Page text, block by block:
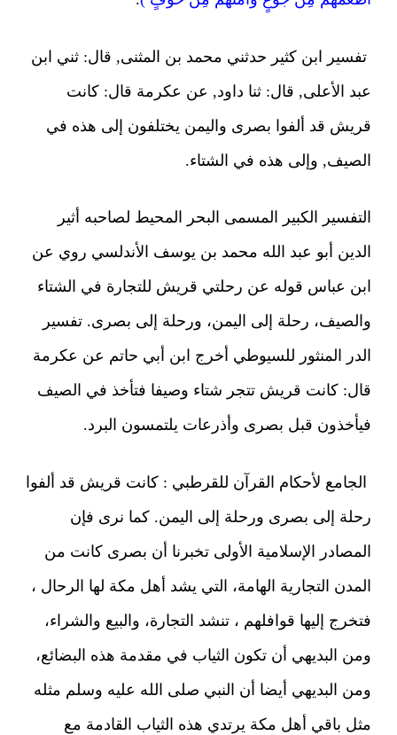
تفسير ابن كثير حدثني محمد بن المثنى, قال: ثني ابن
عبد الأعلى, قال: ثنا داود, عن عكرمة قال: كانت
قريش قد ألفوا بصرى واليمن يختلفون إلى هذه في
الصيف, وإلى هذه في الشتاء.
التفسير الكبير المسمى البحر المحيط لصاحبه أثير
الدين أبو عبد الله محمد بن يوسف الأندلسي روي عن
ابن عباس قوله عن رحلتي قريش للتجارة في الشتاء
والصيف، رحلة إلى اليمن، ورحلة إلى بصرى. تفسير
الدر المنثور للسيوطي أخرج ابن أبي حاتم عن عكرمة
قال: كانت قريش تتجر شتاء وصيفا فتأخذ في الصيف
فيأخذون قبل بصرى وأذرعات يلتمسون البرد.
الجامع لأحكام القرآن للقرطبي : كانت قريش قد ألفوا
رحلة إلى بصرى ورحلة إلى اليمن. كما نرى فإن
المصادر الإسلامية الأولى تخبرنا أن بصرى كانت من
المدن التجارية الهامة، التي يشد أهل مكة لها الرحال ،
فتخرج إليها قوافلهم ، تنشد التجارة، والبيع والشراء،
ومن البديهي أن تكون الثياب في مقدمة هذه البضائع،
ومن البديهي أيضا أن النبي صلى الله عليه وسلم مثله
مثل باقي أهل مكة يرتدي هذه الثياب القادمة مع